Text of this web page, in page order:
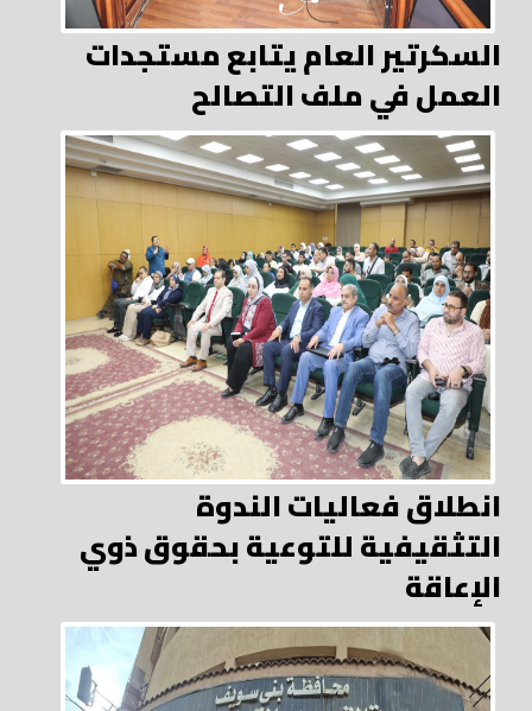
السكرتير العام يتابع مستجدات
العمل في ملف التصالح
انطلاق فعاليات الندوة
التثقيفية للتوعية بحقوق ذوي
الإعاقة